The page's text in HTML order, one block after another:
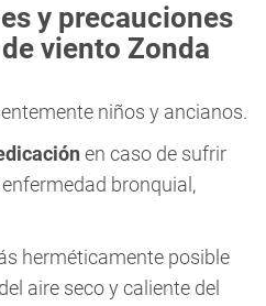
y precauciones
viento Zonda
niños y ancianos.
en caso de sufrir
bronquial,
herméticamente posible
aire seco y caliente del